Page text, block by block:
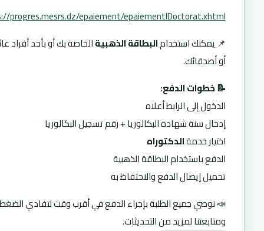
progres.mesrs.dz/epaiement/epaiementIDoctorat.xhtml
📌 يمكنك استخدامالبطاقة الذهبيةالخاصة بك أو بأحد أفراد
أو أصدقائك.
📝 خطوات الدفع:
الدخول إلى الرابط أعلاه
إدخال سنة شهادة البكالوريا + رقم تسجيل البكالوريا
اختيار خدمةالدكتوراه
الدفع باستخدام البطاقة الذهبية
تحميل إيصال الدفع والاحتفاظ به
📣 نوصي جميع الطلبة بإجراء الدفع في أقرب وقت لتفادي
ومتابعتنا لمزيد من التحديثات.